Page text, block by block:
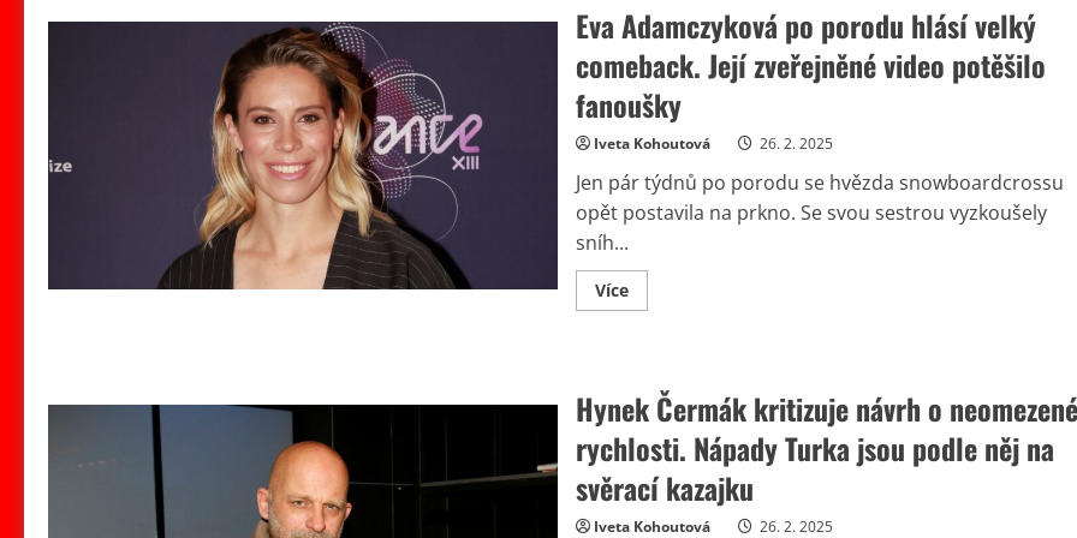
Eva Adamczyková po porodu hlásí velký
comeback. Její zveřejněné video potěšilo
fanoušky
Iveta Kohoutová 26. 2. 2025
Jen pár týdnů po porodu se hvězda snowboardcrossu
opět postavila na prkno. Se svou sestrou vyzkoušely
sníh...
VíceRead
more
porodu
hlásí
velký
comeback.
Její
zveřejněné
video
potěšilo
fanoušky
Hynek Čermák kritizuje návrh o neomezené
rychlosti. Nápady Turka jsou podle něj na
svěrací kazajku
Iveta Kohoutová 26. 2. 2025